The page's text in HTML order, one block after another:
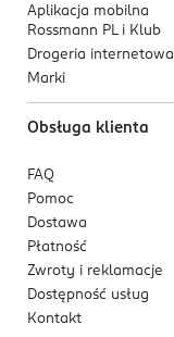
Aplikacja mobilna
Rossmann PL i Klub
Drogeria internetowa
Marki
Obsługa klienta
FAQ
Pomoc
Dostawa
Płatność
Zwroty i reklamacje
Dostępność usług
Kontakt